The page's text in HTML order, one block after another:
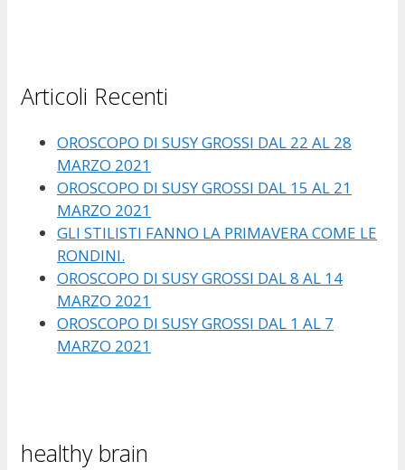
Articoli Recenti
OROSCOPO DI SUSY GROSSI DAL 22 AL 28
MARZO 2021
OROSCOPO DI SUSY GROSSI DAL 15 AL 21
MARZO 2021
GLI STILISTI FANNO LA PRIMAVERA COME LE
RONDINI.
OROSCOPO DI SUSY GROSSI DAL 8 AL 14
MARZO 2021
OROSCOPO DI SUSY GROSSI DAL 1 AL 7
MARZO 2021
healthy brain